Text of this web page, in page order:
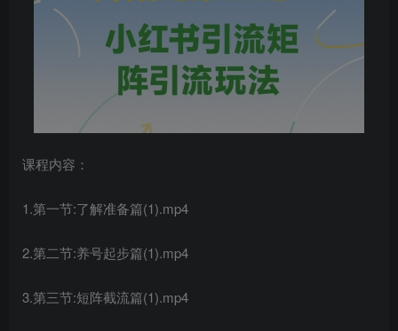
课程内容：
1.第一节:了解准备篇(1).mp4
2.第二节:养号起步篇(1).mp4
3.第三节:短阵截流篇(1).mp4